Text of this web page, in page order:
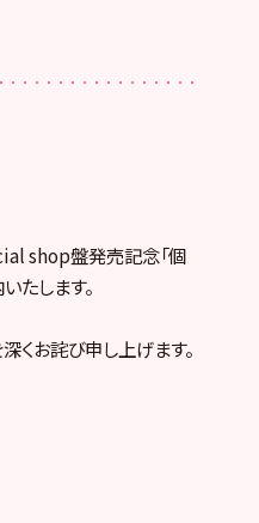
shop盤発売記念「個
たします。
くお詫び申し上げます。